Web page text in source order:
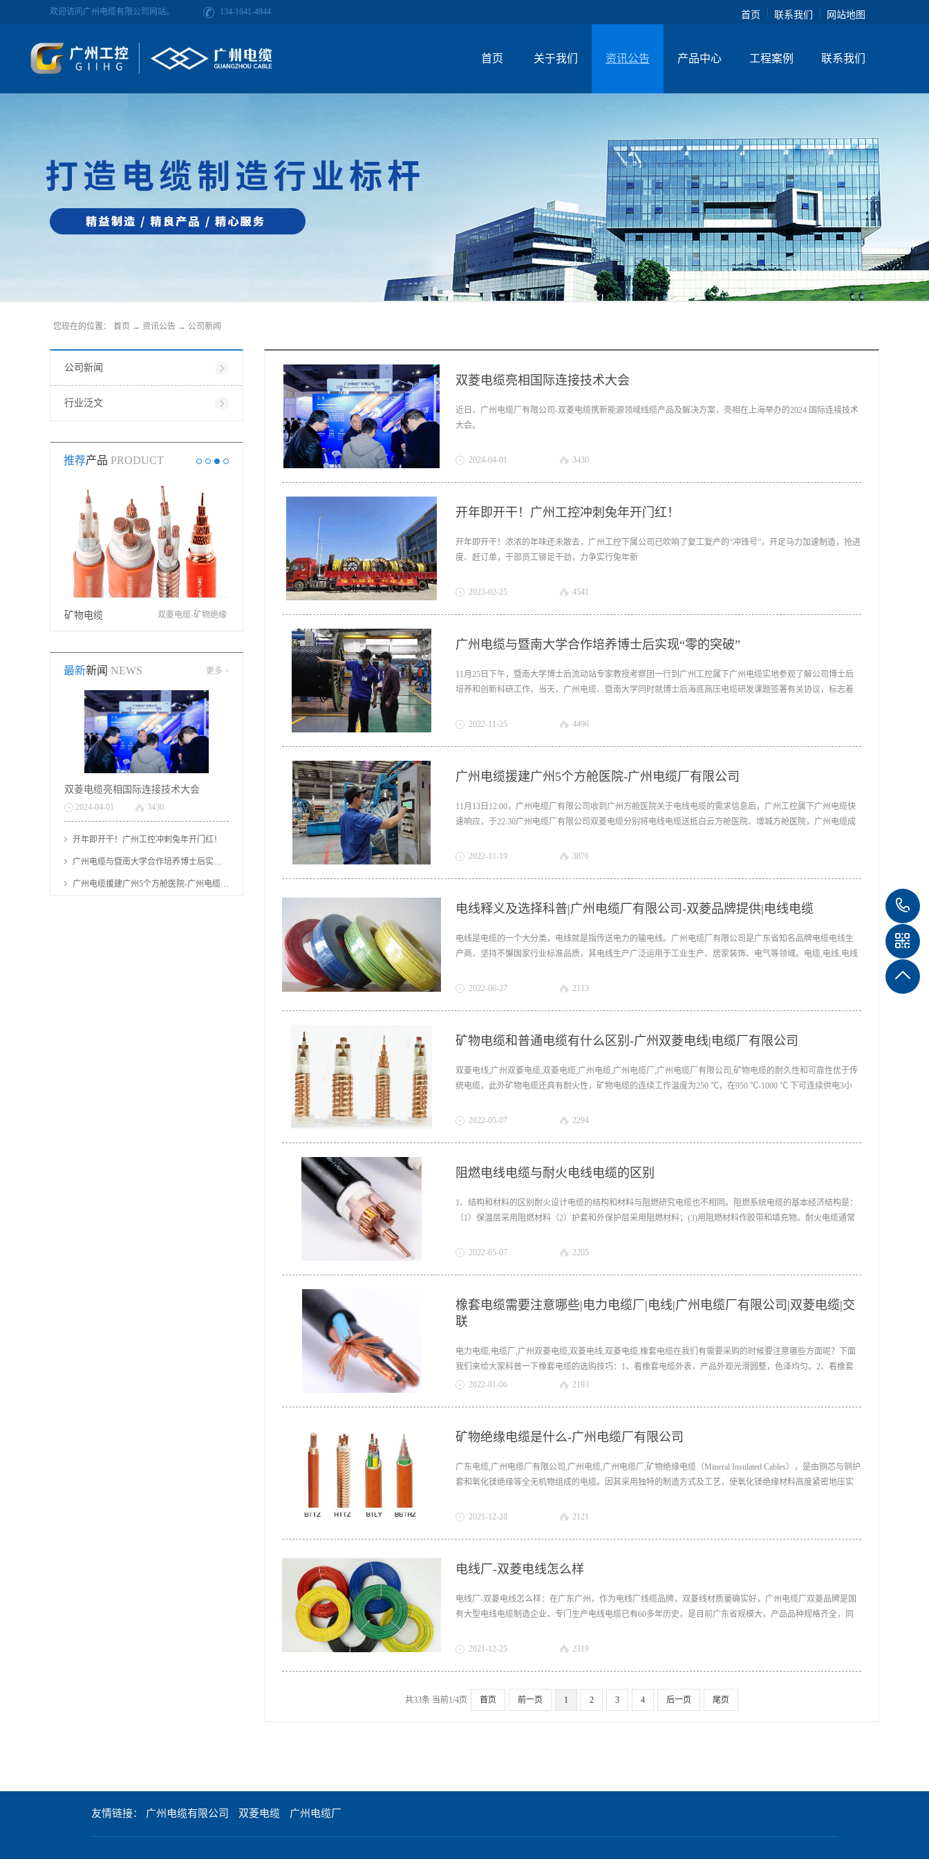
欢迎访问广州电缆有限公司网站。 134-1641-4844 首页 联系我们 网站地图
首页 关于我们 资讯公告 产品中心 工程案例 联系我们
公司新闻
行业泛文
推荐产品 PRODUCT
矿物电缆 双菱电缆-矿物绝缘
厂开发的新型电缆
产品线,比普通电力
电缆最大的优势在
防火上，通常应用
于对消防要求等级
高的场所中。
广州电缆厂有限公
司新型环保电线-布
电线特点：环保产
品，低烟无卤，燃
无毒额定电
压:450/750V规
格:1.5~70mm²
最新新闻 NEWS 更多 >
双菱电缆亮相国际连接技术大会
2024-04-01 3430
开年即开干！广州工控冲刺兔年开门红！
广州电缆与暨南大学合作培养博士后实现“零的突破”
广州电缆援建广州5个方舱医院-广州电缆厂有限公司
您现在的位置： 首页 → 资讯公告 → 公司新闻
双菱电缆亮相国际连接技术大会
近日，广州电缆厂有限公司-双菱电缆携新能源领域线缆产品及解决方案，亮相在上海举办的2024 国际连接技术
大会。
3430
2024-04-01
开年即开干！广州工控冲刺兔年开门红！
开年即开干！浓浓的年味还未散去，广州工控下属公司已吹响了复工复产的“冲锋号”，开足马力加速制造，抢进
度、赶订单，干部员工铆足干劲，力争实行兔年新
4541
2023-02-25
广州电缆与暨南大学合作培养博士后实现“零的突破”
11月25日下午，暨南大学博士后流动站专家教授考察团一行到广州工控属下广州电缆实地参观了解公司博士后
培养和创新科研工作，当天，广州电缆、暨南大学同时就博士后海底高压电缆研发课题签署有关协议，标志着
州市第九
4496
2022-11-25
广州电缆援建广州5个方舱医院-广州电缆厂有限公司
11月13日12:00，广州电缆厂有限公司收到广州方舱医院关于电线电缆的需求信息后，广州工控属下广州电缆快
速响应，于22:30广州电缆厂有限公司双菱电缆分别将电线电缆送抵白云方舱医院、增城方舱医院，广州电缆成
有限公司已持续为白云方舱医院、增城方舱医院、黄埔方舱医院、越秀方舱医院、荔湾方舱医院供应电线电缆
3876
2022-11-19
电线释义及选择科普|广州电缆厂有限公司-双菱品牌提供|电线电缆
电线是电缆的一个大分类，电线就是指传送电力的输电线。广州电缆厂有限公司是广东省知名品牌电缆电线生
产商，坚持不懈国家行业标准品质，其电线生产广泛运用于工业生产、居家装饰、电气等领域。电缆,电线,电线
2113
2022-06-27
矿物电缆和普通电缆有什么区别-广州双菱电线|电缆厂有限公司
双菱电线,广州双菱电缆,双菱电缆,广州电缆,广州电缆厂,广州电缆厂有限公司,矿物电缆的耐久性和可靠性优于传
统电缆，此外矿物电缆还具有耐火性，矿物电缆的连续工作温度为250 ℃，在950 ℃-1000 ℃ 下可连续供电3小
线路。且矿物质以及电缆载流量大、水、防爆 、耐腐蚀、工作环境温度高、耐腐蚀
2294
2022-05-07
阻燃电线电缆与耐火电线电缆的区别
1、结构和材料的区别耐火设计电缆的结构和材料与阻燃研究电缆也不相同。阻燃系统电缆的基本经济结构是：
（1）保温层采用阻燃材料（2）护套和外保护层采用阻燃材料；(3)用阻燃材料作胶带和填充物。耐火电缆通常
耐火
2205
2022-05-07
橡套电缆需要注意哪些|电力电缆厂|电线|广州电缆厂有限公司|双菱电缆|交
联
电力电缆,电缆厂,广州双菱电缆,双菱电线,双菱电缆,橡套电缆在我们有需要采购的时候要注意哪些方面呢？下面
我们来给大家科普一下橡套电缆的选购技巧：1、看橡套电缆外表，产品外观光滑圆整，色泽均匀。2、看橡套
电缆包装。选购橡套电缆时注意包装正规，印刷要清晰，型号规格、厂名、厂址要齐全。3、查看橡套电缆上的
2193
2022-01-06
矿物绝缘电缆是什么-广州电缆厂有限公司
广东电缆,广州电缆厂有限公司,广州电缆,广州电缆厂,矿物绝缘电缆（Mineral Insulated Cables），是由铜芯与铜护
套和氧化镁绝缘等全无机物组成的电缆。因其采用独特的制造方式及工艺，使氧化镁绝缘材料高度紧密地压实
量大、防水、耐腐蚀、耐机械损伤、耐辐照及电磁相容性
2121
2021-12-28
电线厂-双菱电线怎么样
电线厂-双菱电线怎么样：在广东广州，作为电线厂线缆品牌，双菱线材质量确实好，广州电缆厂双菱品牌是国
有大型电线电缆制造企业，专门生产电线电缆已有60多年历史，是目前广东省规模大，产品品种规格齐全，同
人会说我买
2319
2021-12-25
共33条 当前1/4页 首页 前一页 1 2 3 4 后一页 尾页
友情链接： 广州电缆有限公司 双菱电缆 广州电缆厂